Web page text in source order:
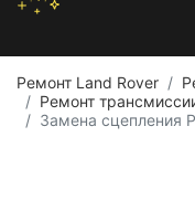
Ремонт Land Rover
Ремонт
Замена сцепления